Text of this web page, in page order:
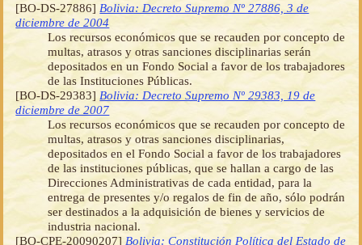
[BO-DS-27886]Bolivia: Decreto Supremo Nº 27886, 3 de
diciembre de 2004
Los recursos económicos que se recauden por concepto de
multas, atrasos y otras sanciones disciplinarias serán
depositados en un Fondo Social a favor de los trabajadores
de las Instituciones Públicas.
[BO-DS-29383]Bolivia: Decreto Supremo Nº 29383, 19 de
diciembre de 2007
Los recursos económicos que se recauden por concepto de
multas, atrasos y otras sanciones disciplinarias,
depositados en el Fondo Social a favor de los trabajadores
de las instituciones públicas, que se hallan a cargo de las
Direcciones Administrativas de cada entidad, para la
entrega de presentes y/o regalos de fin de año, sólo podrán
ser destinados a la adquisición de bienes y servicios de
industria nacional.
[BO-CPE-20090207]Bolivia: Constitución Política del Estado de